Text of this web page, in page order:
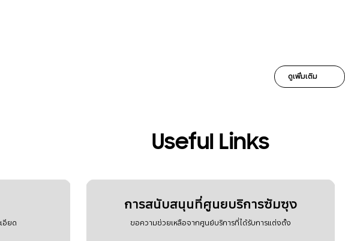
ดูเพิ่มเติม
Useful Links
อียด
การสนับสนุนที่ศูนยบริการซัมซุง
ขอความช่วยเหลือจากศูนย์บริการที่ได้รับการแต่งตั้ง